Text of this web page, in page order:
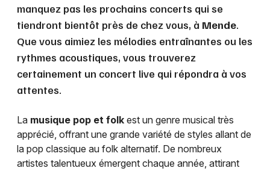
manquez pas les prochains concerts qui se
tiendront bientôt près de chez vous, à Mende.
Que vous aimiez les mélodies entraînantes ou les
rythmes acoustiques, vous trouverez
certainement un concert live qui répondra à vos
attentes.
La musique pop et folk est un genre musical très
apprécié, offrant une grande variété de styles allant de
la pop classique au folk alternatif. De nombreux
artistes talentueux émergent chaque année, attirant